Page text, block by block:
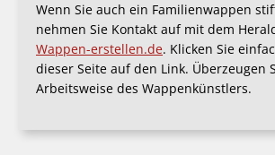
Wenn Sie auch ein Familienwappen
nehmen Sie Kontakt auf mit dem
Wappen-erstellen.de. Klicken Sie
dieser Seite auf den Link. Überzeugen
Arbeitsweise des Wappenkünstlers.